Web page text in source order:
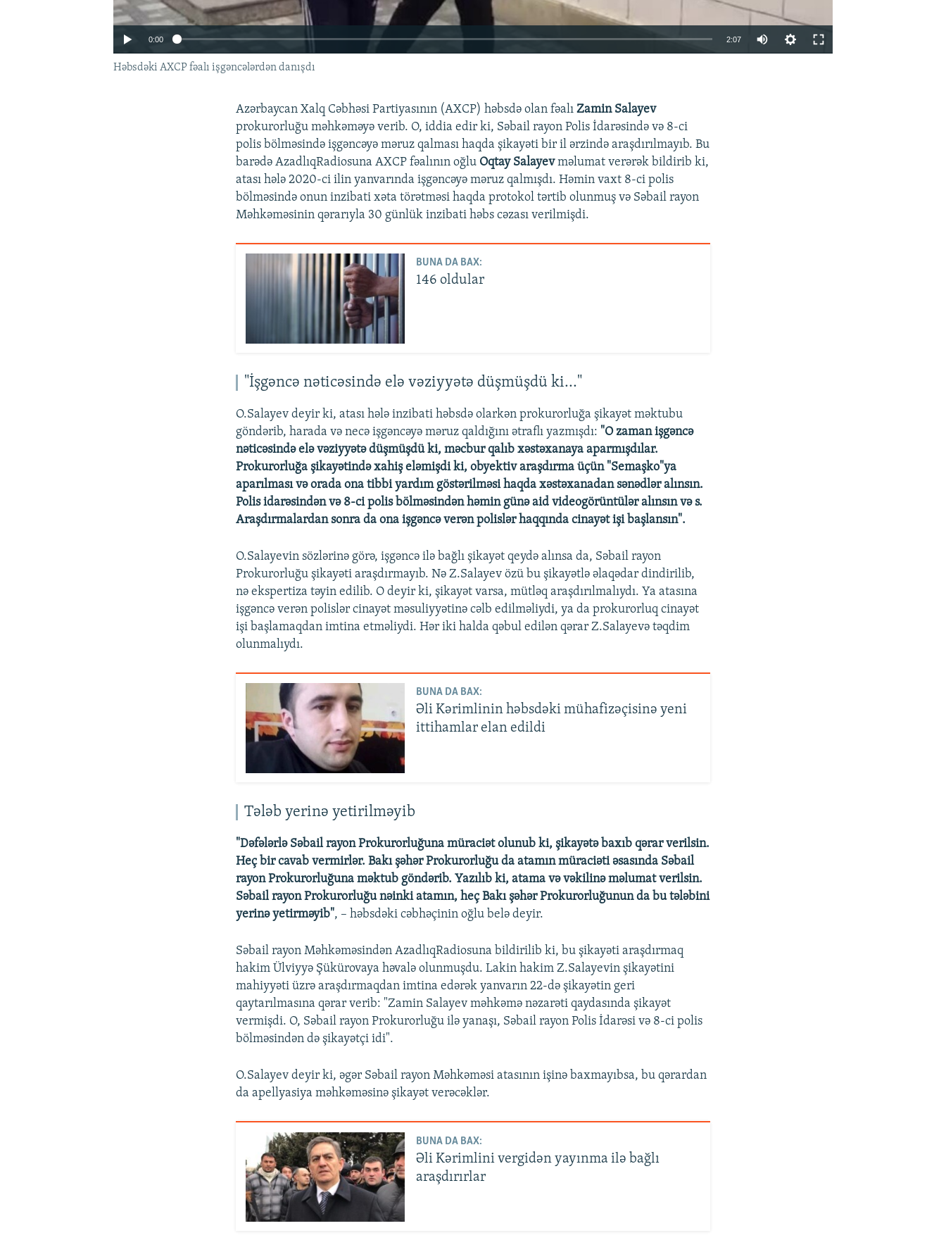
0:00 2:07
Həbsdəki AXCP fəalı işgəncələrdən danışdı
Azərbaycan Xalq Cəbhəsi Partiyasının (AXCP) həbsdə olan fəalıZamin Salayev
prokurorluğu məhkəməyə verib. O, iddia edir ki, Səbail rayon Polis İdarəsində və 8-ci
polis bölməsində işgəncəyə məruz qalması haqda şikayəti bir il ərzində araşdırılmayıb. Bu
barədə AzadlıqRadiosuna AXCP fəalının oğlu Oqtay Salayevməlumat verərək bildirib ki,
atası hələ 2020-ci ilin yanvarında işgəncəyə məruz qalmışdı. Həmin vaxt 8-ci polis
bölməsində onun inzibati xəta törətməsi haqda protokol tərtib olunmuş və Səbail rayon
Məhkəməsinin qərarıyla 30 günlük inzibati həbs cəzası verilmişdi.
BUNA DA BAX:
146 oldular
"İşgəncə nəticəsində elə vəziyyətə düşmüşdü ki..."
O.Salayev deyir ki, atası hələ inzibati həbsdə olarkən prokurorluğa şikayət məktubu
göndərib, harada və necə işgəncəyə məruz qaldığını ətraflı yazmışdı: "O zaman işgəncə
nəticəsində elə vəziyyətə düşmüşdü ki, məcbur qalıb xəstəxanaya aparmışdılar.
Prokurorluğa şikayətində xahiş eləmişdi ki, obyektiv araşdırma üçün "Semaşko"ya
aparılması və orada ona tibbi yardım göstərilməsi haqda xəstəxanadan sənədlər alınsın.
Polis idarəsindən və 8-ci polis bölməsindən həmin günə aid videogörüntülər alınsın və s.
Araşdırmalardan sonra da ona işgəncə verən polislər haqqında cinayət işi başlansın".
O.Salayevin sözlərinə görə, işgəncə ilə bağlı şikayət qeydə alınsa da, Səbail rayon
Prokurorluğu şikayəti araşdırmayıb. Nə Z.Salayev özü bu şikayətlə əlaqədar dindirilib,
nə ekspertiza təyin edilib. O deyir ki, şikayət varsa, mütləq araşdırılmalıydı. Ya atasına
işgəncə verən polislər cinayət məsuliyyətinə cəlb edilməliydi, ya da prokurorluq cinayət
işi başlamaqdan imtina etməliydi. Hər iki halda qəbul edilən qərar Z.Salayevə təqdim
olunmalıydı.
BUNA DA BAX:
Əli Kərimlinin həbsdəki mühafizəçisinə yeni
ittihamlar elan edildi
Tələb yerinə yetirilməyib
"Dəfələrlə Səbail rayon Prokurorluğuna müraciət olunub ki, şikayətə baxıb qərar verilsin.
Heç bir cavab vermirlər. Bakı şəhər Prokurorluğu da atamın müraciəti əsasında Səbail
rayon Prokurorluğuna məktub göndərib. Yazılıb ki, atama və vəkilinə məlumat verilsin.
Səbail rayon Prokurorluğu nəinki atamın, heç Bakı şəhər Prokurorluğunun da bu tələbini
yerinə yetirməyib", – həbsdəki cəbhəçinin oğlu belə deyir.
Səbail rayon Məhkəməsindən AzadlıqRadiosuna bildirilib ki, bu şikayəti araşdırmaq
hakim Ülviyyə Şükürovaya həvalə olunmuşdu. Lakin hakim Z.Salayevin şikayətini
mahiyyəti üzrə araşdırmaqdan imtina edərək yanvarın 22-də şikayətin geri
qaytarılmasına qərar verib: "Zamin Salayev məhkəmə nəzarəti qaydasında şikayət
vermişdi. O, Səbail rayon Prokurorluğu ilə yanaşı, Səbail rayon Polis İdarəsi və 8-ci polis
bölməsindən də şikayətçi idi".
O.Salayev deyir ki, əgər Səbail rayon Məhkəməsi atasının işinə baxmayıbsa, bu qərardan
da apellyasiya məhkəməsinə şikayət verəcəklər.
BUNA DA BAX:
Əli Kərimlini vergidən yayınma ilə bağlı
araşdırırlar